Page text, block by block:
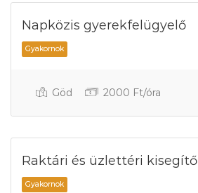
Napközis gyerekfelügyelő
Göd 2000 Ft/óra
Raktári és üzlettéri kisegítő